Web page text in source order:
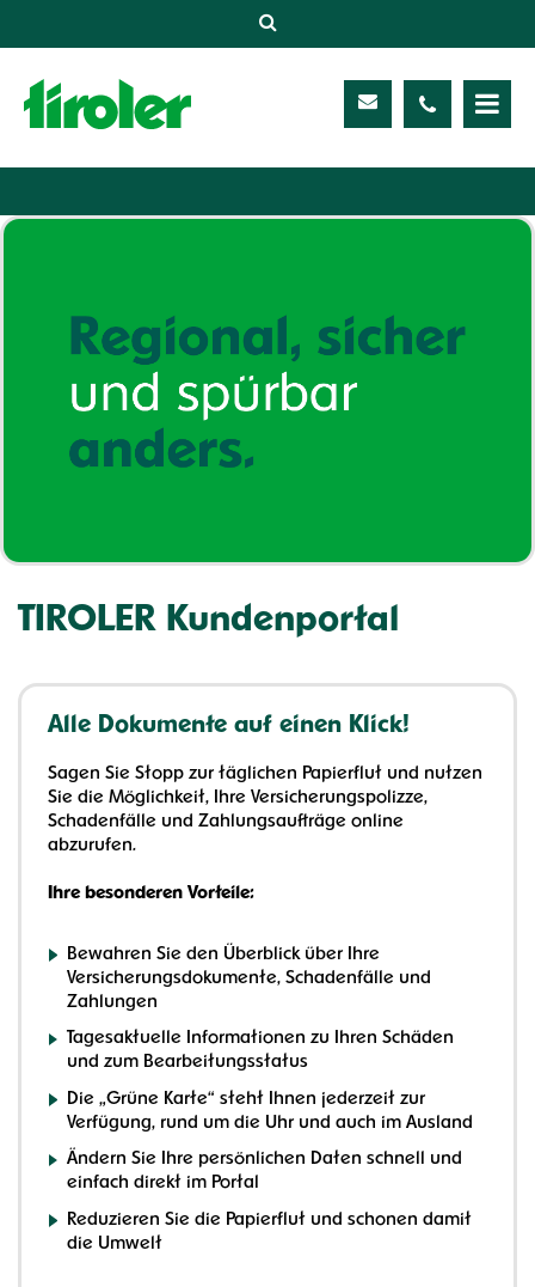
Service
Meine TIROLER
Karriere
TIROLER Kundenportal
Alle Dokumente auf einen Klick!
Sagen Sie Stopp zur täglichen Papierflut und nutzen
Sie die Möglichkeit, Ihre Versicherungspolizze,
Schadenfälle und Zahlungsaufträge online
abzurufen.
Ihre besonderen Vorteile:
Bewahren Sie den Überblick über Ihre
Versicherungsdokumente, Schadenfälle und
Zahlungen
Tagesaktuelle Informationen zu Ihren Schäden
und zum Bearbeitungsstatus
Die „Grüne Karte“ steht Ihnen jederzeit zur
Verfügung, rund um die Uhr und auch im Ausland
Ändern Sie Ihre persönlichen Daten schnell und
einfach direkt im Portal
Reduzieren Sie die Papierflut und schonen damit
die Umwelt